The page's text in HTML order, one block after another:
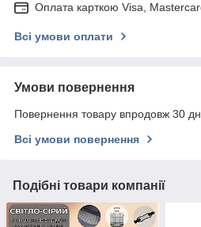
Оплата карткою Visa,
Всі умови оплати
Умови повернення
Повернення товару впродовж 30
Всі умови повернення
Подібні товари компанії